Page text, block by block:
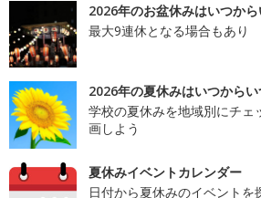
2026年のお盆休みはいつから
最大9連休となる場合もあり
2026年の夏休みはいつからい
学校の夏休みを地域別にチェ
画しよう
夏休みイベントカレンダー
日付から夏休みのイベントを